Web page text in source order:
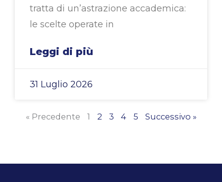
tratta di un’astrazione accademica:
le scelte operate in
Leggi di più
31 Luglio 2026
« Precedente 1 2 3 4 5 Successivo »